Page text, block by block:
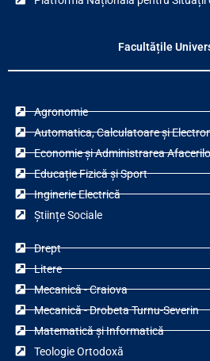
Facultățile
Agronomie
Automatica, Calculatoare și
Economie și Administrarea
Educație Fizică și Sport
Inginerie Electrică
Științe Sociale
Drept
Litere
Mecanică - Craiova
Mecanică - Drobeta Turnu-Severin
Matematică și Informatică
Teologie Ortodoxă